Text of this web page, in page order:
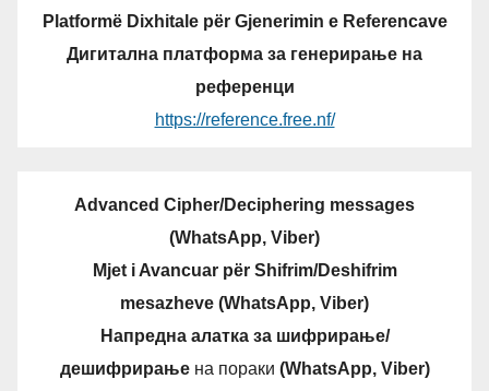
Platformë Dixhitale për Gjenerimin e Referencave
Дигитална платформа за генерирање на
референци
https://reference.free.nf/
Advanced Cipher/Deciphering messages
(WhatsApp, Viber)
Mjet i Avancuar për Shifrim/Deshifrim
mesazheve (WhatsApp, Viber)
Напредна алатка за шифрирање/
дешифрирањена пораки (WhatsApp, Viber)